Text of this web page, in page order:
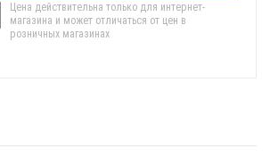
Цена действительна только для интернет-
магазина и может отличаться от цен в
розничных магазинах